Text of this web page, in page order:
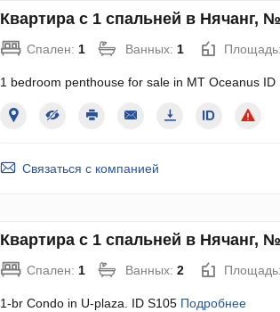
Квартира с 1 спальней в Нячанг,
Спален: 1 Ванных: 1 Площадь:
1 bedroom penthouse for sale in MT Oceanus ID
Связаться с компанией
Квартира с 1 спальней в Нячанг,
Спален: 1 Ванных: 2 Площадь:
1-br Condo in U-plaza. ID S105 Подробнее